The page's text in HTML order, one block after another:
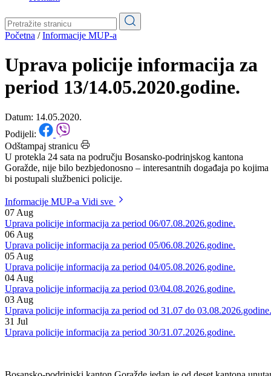
Pale-Prača
Kontakt
Početna/Informacije MUP-a
Uprava policije informacija za
period 13/14.05.2020.godine.
Datum: 14.05.2020.
Podijeli:
Odštampaj stranicu
Goražde, nije bilo bezbjedonosno – interesantnih događaja po kojima
bi postupali službenici policije.
Informacije MUP-a
07Aug
Uprava policije informacija za period 06/07.08.2026.godine.
06Aug
Uprava policije informacija za period 05/06.08.2026.godine.
05Aug
Uprava policije informacija za period 04/05.08.2026.godine.
04Aug
Uprava policije informacija za period 03/04.08.2026.godine.
03Aug